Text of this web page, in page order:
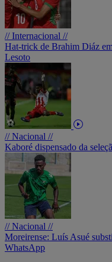
// Internacional //
Hat-trick de Brahim Diáz
Lesoto
// Nacional //
Kaboré dispensado da
// Nacional //
Moreirense: Luís Asué
WhatsApp